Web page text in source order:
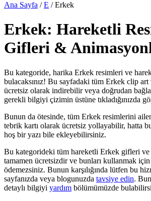
Ana Sayfa /E / Erkek
Erkek: Hareketli
Gifleri &
Bu kategoride, harika Erkek resimleri ve
bulacaksınız! Bu sayfadaki tüm Erkek clip art
ücretsiz olarak indirebilir veya doğrudan
gerekli bilgiyi çizimin üstüne tıkladığınızda
Bunun da ötesinde, tüm Erkek resimlerini
tebrik kartı olarak ücretsiz yollayabilir, hatta
hoş bir yazı bile ekleyebilirsiniz.
Bu kategorideki tüm hareketli Erkek gifleri
tamamen ücretsizdir ve bunları kullanmak
ödemezsiniz. Bunun karşılığında lütfen bu
sayfanızda veya blogunuzda tavsiye edin.
detaylı bilgiyi yardım bölümümüzde